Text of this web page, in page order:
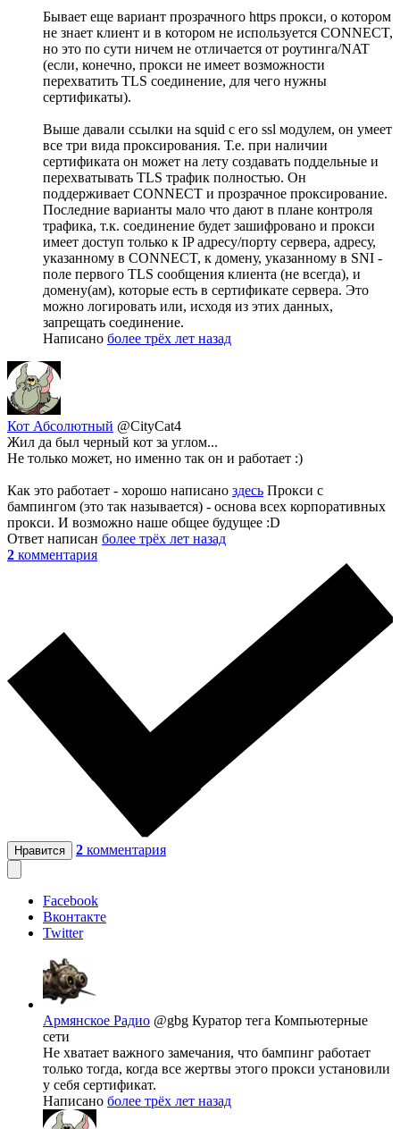
Бывает еще вариант прозрачного https прокси, о котором
не знает клиент и в котором не используется CONNECT,
но это по сути ничем не отличается от роутинга/NAT
(если, конечно, прокси не имеет возможности
перехватить TLS соединение, для чего нужны
сертификаты).
Выше давали ссылки на squid с его ssl модулем, он умеет
все три вида проксирования. Т.е. при наличии
сертификата он может на лету создавать поддельные и
перехватывать TLS трафик полностью. Он
поддерживает CONNECT и прозрачное проксирование.
Последние варианты мало что дают в плане контроля
трафика, т.к. соединение будет зашифровано и прокси
имеет доступ только к IP адресу/порту сервера, адресу,
указанному в CONNECT, к домену, указанному в SNI -
поле первого TLS сообщения клиента (не всегда), и
домену(ам), которые есть в сертификате сервера. Это
можно логировать или, исходя из этих данных,
запрещать соединение.
Написано более трёх лет назад
Кот Абсолютный @CityCat4
Жил да был черный кот за углом...
Не только может, но именно так он и работает :)
Как это работает - хорошо написано здесь Прокси с
бампингом (это так называется) - основа всех корпоративных
прокси. И возможно наше общее будущее :D
Ответ написан более трёх лет назад
2 комментария
Нравится 2 комментария
Facebook
Вконтакте
Twitter
Армянское Радио @gbg Куратор тега Компьютерные
сети
Не хватает важного замечания, что бампинг работает
только тогда, когда все жертвы этого прокси установили
у себя сертификат.
Написано более трёх лет назад